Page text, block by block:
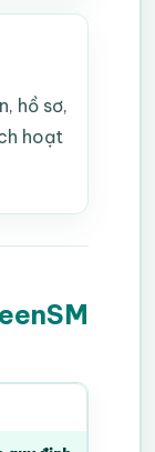
hồ sơ,
hoạt